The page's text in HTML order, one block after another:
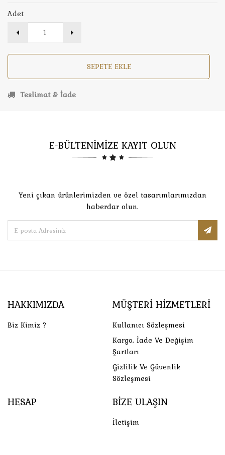
Adet
SEPETE EKLE
Teslimat & İade
E-BÜLTENİMİZE KAYIT OLUN
Yeni çıkan ürünlerimizden ve özel tasarımlarımızdan
haberdar olun.
HAKKIMIZDA
Biz Kimiz ?
MÜŞTERI HIZMETLERI
Kullanıcı Sözleşmesi
Kargo, İade Ve Değişim
Şartları
Gizlilik Ve Güvenlik
Sözleşmesi
HESAP BIZE ULAŞIN
İletişim